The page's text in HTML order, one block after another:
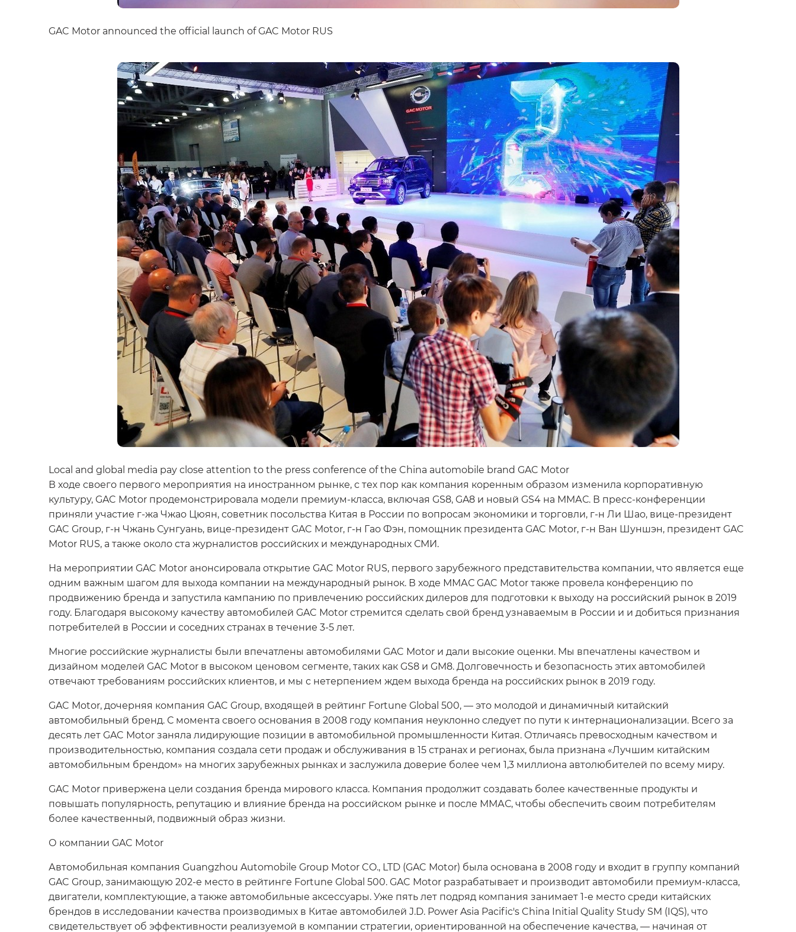
GAC Motor announced the official launch of GAC Motor RUS
Local and global media pay close attention to the press conference of the China automobile brand GAC Motor
В ходе своего первого мероприятия на иностранном рынке, с тех пор как компания коренным образом изменила корпоративную
культуру, GAC Motor продемонстрировала модели премиум-класса, включая GS8, GA8 и новый GS4 на ММАС. В пресс-конференции
приняли участие г-жа Чжао Цюян, советник посольства Китая в России по вопросам экономики и торговли, г-н Ли Шао, вице-президент
GAC Group, г-н Чжань Сунгуань, вице-президент GAC Motor, г-н Гао Фэн, помощник президента GAC Motor, г-н Ван Шуншэн, президент GAC
Motor RUS, а также около ста журналистов российских и международных СМИ.
На мероприятии GAC Motor анонсировала открытие GAC Motor RUS, первого зарубежного представительства компании, что является еще
одним важным шагом для выхода компании на международный рынок. В ходе ММАС GAC Motor также провела конференцию по
продвижению бренда и запустила кампанию по привлечению российских дилеров для подготовки к выходу на российский рынок в 2019
году. Благодаря высокому качеству автомобилей GAC Motor стремится сделать свой бренд узнаваемым в России и и добиться признания
потребителей в России и соседних странах в течение 3-5 лет.
Многие российские журналисты были впечатлены автомобилями GAC Motor и дали высокие оценки. Мы впечатлены качеством и
дизайном моделей GAC Motor в высоком ценовом сегменте, таких как GS8 и GM8. Долговечность и безопасность этих автомобилей
отвечают требованиям российских клиентов, и мы с нетерпением ждем выхода бренда на российских рынок в 2019 году.
GAC Motor, дочерняя компания GAC Group, входящей в рейтинг Fortune Global 500, — это молодой и динамичный китайский
автомобильный бренд. С момента своего основания в 2008 году компания неуклонно следует по пути к интернационализации. Всего за
десять лет GAC Motor заняла лидирующие позиции в автомобильной промышленности Китая. Отличаясь превосходным качеством и
производительностью, компания создала сети продаж и обслуживания в 15 странах и регионах, была признана «Лучшим китайским
автомобильным брендом» на многих зарубежных рынках и заслужила доверие более чем 1,3 миллиона автолюбителей по всему миру.
GAC Motor привержена цели создания бренда мирового класса. Компания продолжит создавать более качественные продукты и
повышать популярность, репутацию и влияние бренда на российском рынке и после ММАС, чтобы обеспечить своим потребителям
более качественный, подвижный образ жизни.
О компании GAC Motor
Автомобильная компания Guangzhou Automobile Group Motor CO., LTD (GAC Motor) была основана в 2008 году и входит в группу компаний
GAC Group, занимающую 202-е место в рейтинге Fortune Global 500. GAC Motor разрабатывает и производит автомобили премиум-класса,
двигатели, комплектующие, а также автомобильные аксессуары. Уже пять лет подряд компания занимает 1-е место среди китайских
брендов в исследовании качества производимых в Китае автомобилей J.D. Power Asia Pacific's China Initial Quality Study SM (IQS), что
свидетельствует об эффективности реализуемой в компании стратегии, ориентированной на обеспечение качества, — начиная от